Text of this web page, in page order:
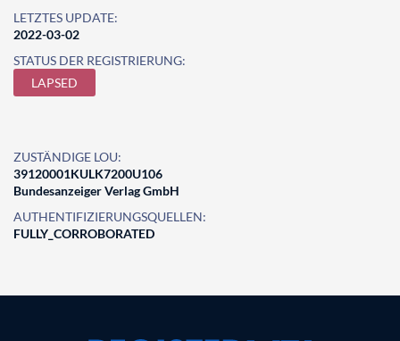
LETZTES UPDATE:
2022-03-02
STATUS DER REGISTRIERUNG:
LAPSED
ZUSTÄNDIGE LOU:
39120001KULK7200U106
Bundesanzeiger Verlag GmbH
AUTHENTIFIZIERUNGSQUELLEN:
FULLY_CORROBORATED